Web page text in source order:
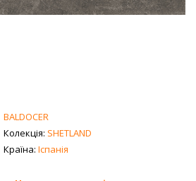
BALDOCER
Колекція: SHETLAND
Країна: Іспанія